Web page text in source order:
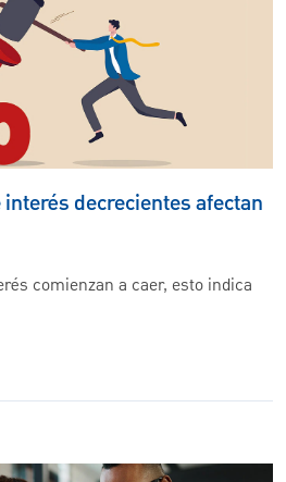
decrecientes afectan
comienzan a caer, esto indica